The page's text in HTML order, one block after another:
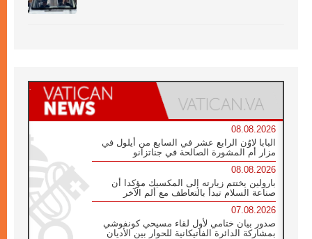
08.08.2026
البابا لاوُن الرابع عشر في السابع من أيلول في
مزار أم المشورة الصالحة في جناتزانو
08.08.2026
بارولين يختتم زيارته إلى المكسيك مؤكدا أن
صناعة السلام تبدأ بالتعاطف مع ألم الآخر
07.08.2026
صدور بيان ختامي لأول لقاء مسيحي كونفوشي
بمشاركة الدائرة الفاتيكانية للحوار بين الأديان